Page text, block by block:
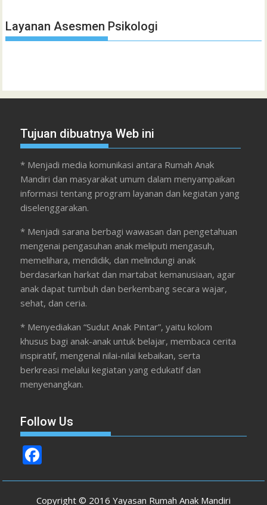
Layanan Asesmen Psikologi
Tujuan dibuatnya Web ini
* Menjadi media komunikasi antara Rumah Anak
Mandiri dan masyarakat umum dalam menyampaikan
informasi tentang program layanan dan kegiatan yang
diselenggarakan.
* Menjadi sarana berbagi wawasan dan pengetahuan
mengenai pengasuhan anak meliputi mengasuh,
memelihara, mendidik, dan melindungi anak
berdasarkan harkat dan martabat kemanusiaan, agar
anak dapat tumbuh dan berkembang secara wajar,
sehat, dan ceria.
* Menyediakan “Sudut Anak Pintar”, yaitu kolom
khusus bagi anak-anak untuk belajar, membaca cerita
inspiratif, mengenal nilai-nilai kebaikan, serta
berkreasi melalui kegiatan yang edukatif dan
menyenangkan.
Follow Us
ac
e
Copyright © 2016 Yayasan Rumah Anak Mandiri